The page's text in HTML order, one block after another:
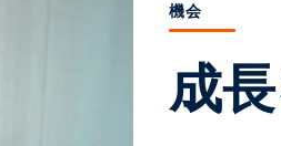
機会
成